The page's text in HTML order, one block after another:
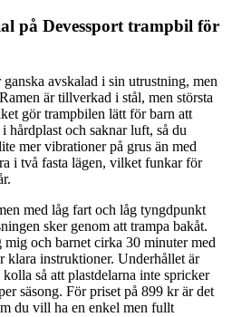
på Devessport trampbil för
avskalad i sin utrustning, men
är tillverkad i stål, men största
gör trampbilen lätt för barn att
och saknar luft, så du
mer vibrationer på grus än med
i två fasta lägen, vilket funkar för
med låg fart och låg tyngdpunkt
sker genom att trampa bakåt.
och barnet cirka 30 minuter med
klara instruktioner. Underhållet är
så att plastdelarna inte spricker
säsong. För priset på 899 kr är det
du vill ha en enkel men fullt